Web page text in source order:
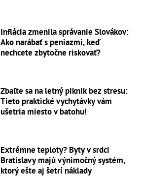
Inflácia zmenila správanie Slovákov:
Ako narábať s peniazmi, keď
nechcete zbytočne riskovať?
Zbaľte sa na letný piknik bez stresu:
Tieto praktické vychytávky vám
ušetria miesto v batohu!
Extrémne teploty? Byty v srdci
Bratislavy majú výnimočný systém,
ktorý ešte aj šetrí náklady